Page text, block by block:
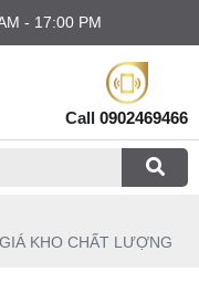
- 17:00 PM
Call 0902469466
KHO CHẤT LƯỢNG